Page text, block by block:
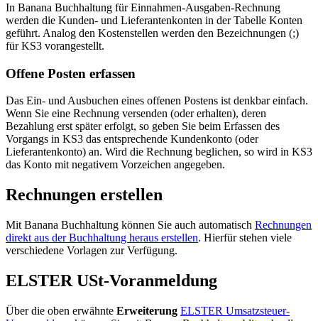
In Banana Buchhaltung für Einnahmen-Ausgaben-Rechnung
werden die Kunden- und Lieferantenkonten in der Tabelle Konten
geführt. Analog den Kostenstellen werden den Bezeichnungen (;)
für KS3 vorangestellt.
Offene Posten erfassen
Das Ein- und Ausbuchen eines offenen Postens ist denkbar einfach.
Wenn Sie eine Rechnung versenden (oder erhalten), deren
Bezahlung erst später erfolgt, so geben Sie beim Erfassen des
Vorgangs in KS3 das entsprechende Kundenkonto (oder
Lieferantenkonto) an. Wird die Rechnung beglichen, so wird in KS3
das Konto mit negativem Vorzeichen angegeben.
Rechnungen erstellen
Mit Banana Buchhaltung können Sie auch automatisch Rechnungen
direkt aus der Buchhaltung heraus erstellen. Hierfür stehen viele
verschiedene Vorlagen zur Verfügung.
ELSTER USt-Voranmeldung
Über die oben erwähnte Erweiterung ELSTER Umsatzsteuer-